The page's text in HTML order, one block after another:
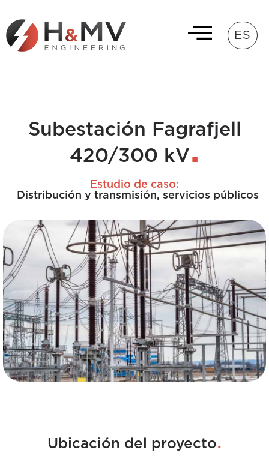
ES
Subestación Fagrafjell
420/300 kV
Estudio de caso:
Distribución y transmisión, servicios públicos
Ubicación del proyecto.